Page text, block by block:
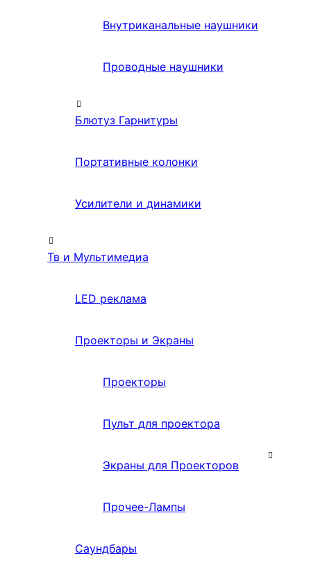
Внутриканальные наушники
Проводные наушники
Блютуз Гарнитуры
Портативные колонки
Усилители и динамики
Тв и Мультимедиа
LED реклама
Проекторы и Экраны
Проекторы
Пульт для проектора
Экраны для Проекторов
Прочее-Лампы
Саундбары